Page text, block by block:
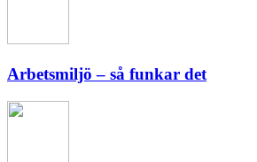
Arbetsmiljö – så funkar det